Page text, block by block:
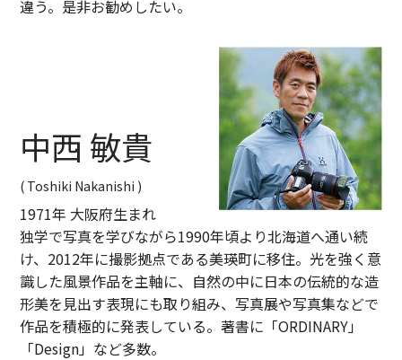
違う。是非お勧めしたい。
中西 敏貴
( Toshiki Nakanishi )
1971年 大阪府生まれ
独学で写真を学びながら1990年頃より北海道へ通い続
け、2012年に撮影拠点である美瑛町に移住。光を強く意
識した風景作品を主軸に、自然の中に日本の伝統的な造
形美を見出す表現にも取り組み、写真展や写真集などで
作品を積極的に発表している。著書に「ORDINARY」
「Design」など多数。